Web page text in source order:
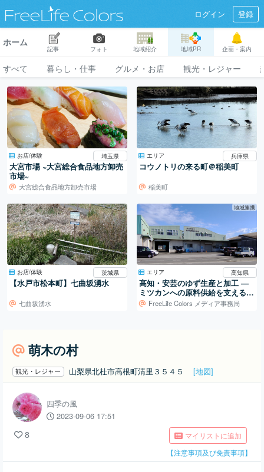
ログイン 登録
ホーム
記事 フォト 地域紹介 地域PR 企画・案内
すべて 暮らし・仕事 グルメ・お店 観光・レジャー
お店/体験 埼玉県
大宮市場 ~大宮総合食品地方卸売
市場~
大宮総合食品地方卸売市場
エリア 兵庫県
コウノトリの来る町＠稲美町
稲美町
お店/体験 茨城県
【水戸市松本町】七曲坂湧水
七曲坂湧水
地域連携
エリア 高知県
高知・安芸のゆず生産と加工 ―
ミツカンへの原料供給を支える仕
組みFreeLife Colors メディア事務局
萌木の村
観光・レジャー 山梨県北杜市高根町清里３５４５ [地図]
四季の風
2023-09-06 17:51
8
マイリストに追加
【注意事項及び免責事項】